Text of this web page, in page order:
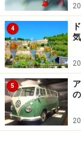
ドイツ最
レストランにベ
らりと並ぶ「リ
中央駅から
（
街。多くの日
ンにカフェ、
4
5